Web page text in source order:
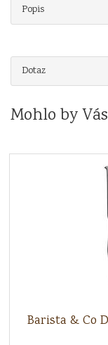
Popis
Dotaz
Mohlo by
Barista & Co